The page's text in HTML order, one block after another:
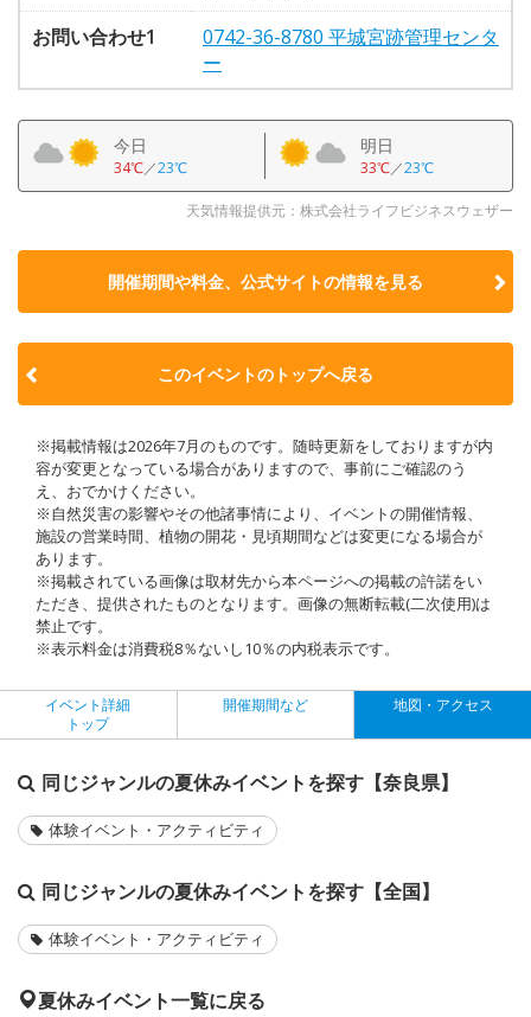
お問い合わせ1
0742-36-8780 平城宮跡管理センタ
ー
今日
34℃／23℃
明日
33℃／23℃
天気情報提供元：株式会社ライフビジネスウェザー
開催期間や料金、公式サイトの情報を見る
このイベントのトップへ戻る
※掲載情報は2026年7月のものです。随時更新をしておりますが内
容が変更となっている場合がありますので、事前にご確認のう
え、おでかけください。
※自然災害の影響やその他諸事情により、イベントの開催情報、
施設の営業時間、植物の開花・見頃期間などは変更になる場合が
あります。
※掲載されている画像は取材先から本ページへの掲載の許諾をい
ただき、提供されたものとなります。画像の無断転載(二次使用)は
禁止です。
※表示料金は消費税8％ないし10％の内税表示です。
イベント詳細
トップ
開催期間など 地図・アクセス
同じジャンルの夏休みイベントを探す【奈良県】
体験イベント・アクティビティ
同じジャンルの夏休みイベントを探す【全国】
体験イベント・アクティビティ
夏休みイベント一覧に戻る